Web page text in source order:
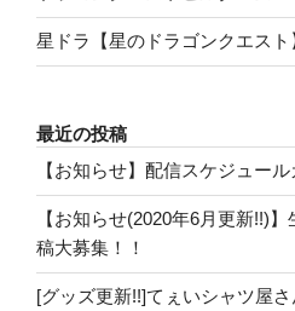
星ドラ【星のドラゴンクエスト
最近の投稿
【お知らせ】配信スケジュー
【お知らせ(2020年6月更新!!)
稿大募集！！
[グッズ更新!!]てぇいシャツ屋